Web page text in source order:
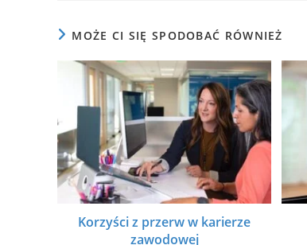
MOŻE CI SIĘ SPODOBAĆ RÓWNIEŻ
Korzyści z przerw w karierze
zawodowej